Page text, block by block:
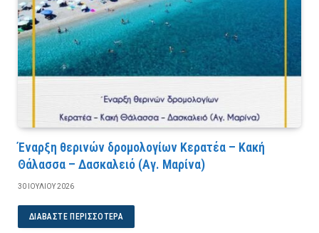
Έναρξη θερινών δρομολογίων Κερατέα – Κακή
Θάλασσα – Δασκαλειό (Αγ. Μαρίνα)
30 ΙΟΥΛΊΟΥ 2026
ΔΙΑΒΆΣΤΕ ΠΕΡΙΣΣΌΤΕΡΑ